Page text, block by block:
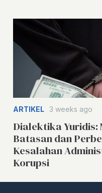
ARTIKEL 3 weeks ago
Dialektika Yuridis:
Batasan dan
Kesalahan
Korupsi